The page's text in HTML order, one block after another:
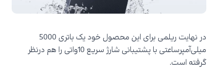
در نهایت ریلمی برای این محصول خود یک باتری 5000
میلی‌آمپرساعتی با پشتیبانی شارژ سریع 10واتی را هم درنظر
گرفته است.